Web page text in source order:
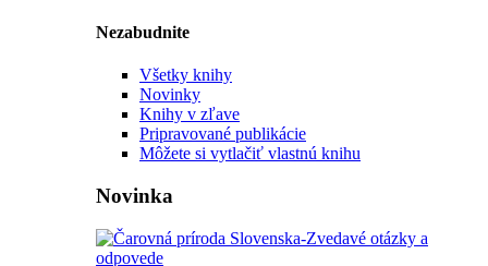
Nezabudnite
Všetky knihy
Novinky
Knihy v zľave
Pripravované publikácie
Môžete si vytlačiť vlastnú knihu
Novinka